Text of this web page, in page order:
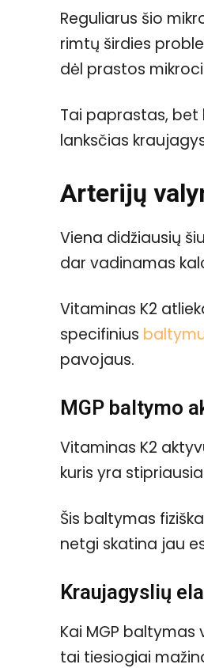
Reguliarus šio
rimtų širdies
dėl prastos
Tai paprastas, bet
lanksčias
Arterijų
Viena didžiausių
dar vadinamas
Vitaminas K2
specifinius
pavojaus.
MGP baltymo
Vitaminas K2
kuris yra
Šis baltymas
netgi skatina jau
Kraujagyslių
Kai MGP
tai tiesiogiai